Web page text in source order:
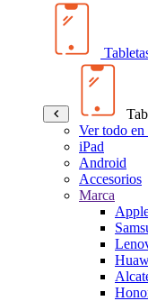
Ver todo en
iPad
Android
Accesorios
Marca